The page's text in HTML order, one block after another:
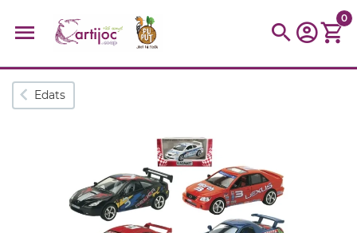
Cerques populars
tinkering
0
Edats